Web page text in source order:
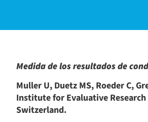
Medida de los resultados de
Muller U, Duetz MS, Roeder C,
Institute for Evaluative
Switzerland.